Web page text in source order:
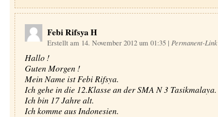
Febi Rifsya H
Erstellt am 14. November 2012 um 01:35 | Permanent-Link
Hallo !
Guten Morgen !
Mein Name ist Febi Rifsya.
Ich gehe in die 12.Klasse an der SMA N 3 Tasikmalaya.
Ich bin 17 Jahre alt.
Ich komme aus Indonesien.